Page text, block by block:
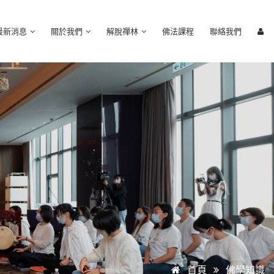
新消息 關於我們 解脫禪林 佛法課程 聯絡我們
首頁 佛學知識